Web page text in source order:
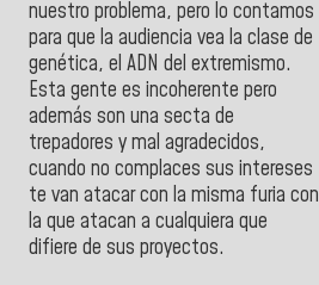
nuestro problema, pero lo contamos
para que la audiencia vea la clase de
genética, el ADN del extremismo.
Esta gente es incoherente pero
además son una secta de
trepadores y mal agradecidos,
cuando no complaces sus intereses
te van atacar con la misma furia con
la que atacan a cualquiera que
difiere de sus proyectos.